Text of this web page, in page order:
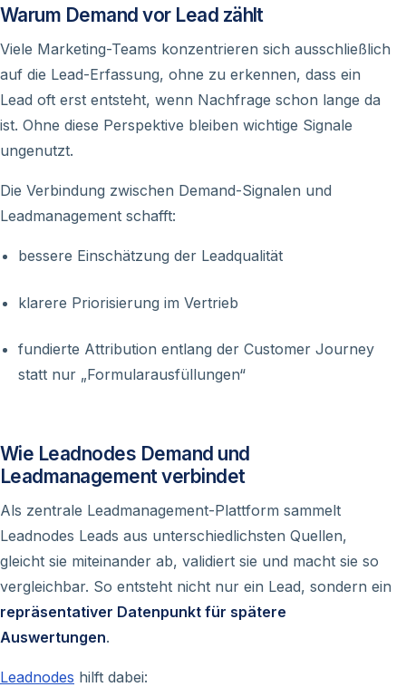
Warum Demand vor Lead zählt
Viele Marketing-Teams konzentrieren sich ausschließlich
auf die Lead-Erfassung, ohne zu erkennen, dass ein
Lead oft erst entsteht, wenn Nachfrage schon lange da
ist. Ohne diese Perspektive bleiben wichtige Signale
ungenutzt.
Die Verbindung zwischen Demand-Signalen und
Leadmanagement schafft:
bessere Einschätzung der Leadqualität
klarere Priorisierung im Vertrieb
fundierte Attribution entlang der Customer Journey
statt nur „Formularausfüllungen“
Wie Leadnodes Demand und
Leadmanagement verbindet
Als zentrale Leadmanagement-Plattform sammelt
Leadnodes Leads aus unterschiedlichsten Quellen,
gleicht sie miteinander ab, validiert sie und macht sie so
vergleichbar. So entsteht nicht nur ein Lead, sondern ein
repräsentativer Datenpunkt für spätere
Auswertungen.
Leadnodes hilft dabei: